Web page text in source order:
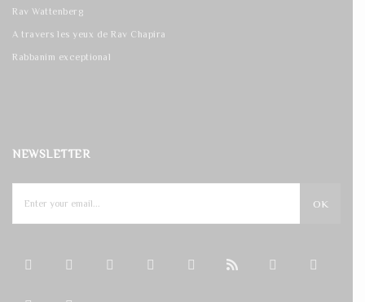
Rav Wattenberg
A travers les yeux de Rav Chapira
Rabbanim exceptional
NEWSLETTER
OK